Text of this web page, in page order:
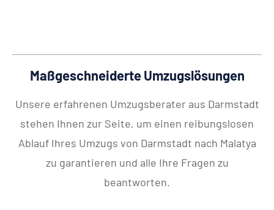
Maßgeschneiderte Umzugslösungen
Unsere erfahrenen Umzugsberater aus Darmstadt
stehen Ihnen zur Seite, um einen reibungslosen
Ablauf Ihres Umzugs von Darmstadt nach Malatya
zu garantieren und alle Ihre Fragen zu
beantworten.